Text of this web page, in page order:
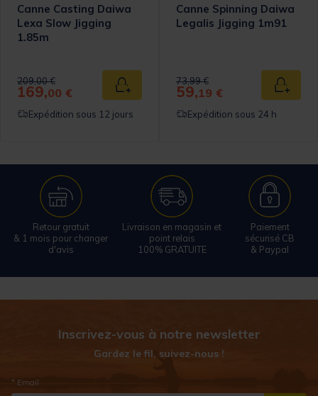
panier
Canne Casting Daiwa
Lexa Slow Jigging
1.85m
Price reduced from
209,00 €to
169,00 € Ajouter au panier
Expédition sous 12 jours
Canne Spinning Daiwa
Legalis Jigging 1m91
Price reduced from
73,99 €to
59,19 €
Expédition sous 24 h
Retour gratuit
& 1 mois pour changer
d'avis
Livraison en magasin et
point relais
100% GRATUITE
Paiement
sécurisé CB
& Paypal
Inscrivez-vous à notre newsletter
Gardez le fil, suivez-nous !
* Email